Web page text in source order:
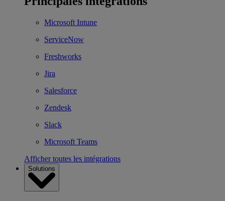
Microsoft Intune
ServiceNow
Freshworks
Jira
Salesforce
Zendesk
Slack
Microsoft Teams
Afficher toutes les intégrations
Solutions